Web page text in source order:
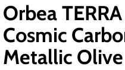
Orbea
Cosmic
Metallic